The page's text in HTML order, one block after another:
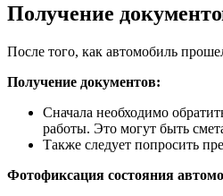
Получение
После того, как автомобиль
Получение документов:
Сначала необходимо
работы. Это могут быть
Также следует попросить
Фотофиксация состояния